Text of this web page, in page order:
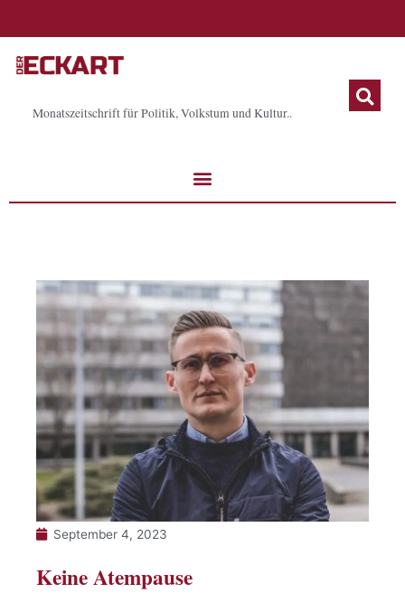
Monatszeitschrift für Politik, Volkstum und Kultur..
September 4, 2023
Keine Atempause